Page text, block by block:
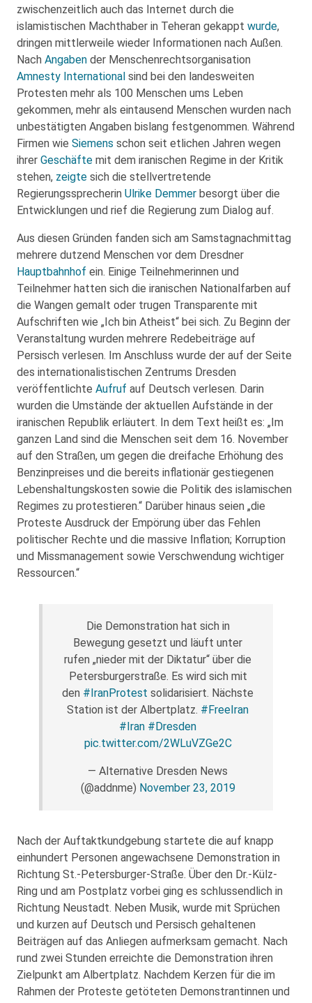
zwischenzeitlich auch das Internet durch die
islamistischen Machthaber in Teheran gekappt wurde,
dringen mittlerweile wieder Informationen nach Außen.
Nach Angaben der Menschenrechtsorganisation
Amnesty International sind bei den landesweiten
Protesten mehr als 100 Menschen ums Leben
gekommen, mehr als eintausend Menschen wurden nach
unbestätigten Angaben bislang festgenommen. Während
Firmen wie Siemens schon seit etlichen Jahren wegen
ihrer Geschäfte mit dem iranischen Regime in der Kritik
stehen, zeigte sich die stellvertretende
Regierungssprecherin Ulrike Demmer besorgt über die
Entwicklungen und rief die Regierung zum Dialog auf.
Aus diesen Gründen fanden sich am Samstagnachmittag
mehrere dutzend Menschen vor dem Dresdner
Hauptbahnhof ein. Einige Teilnehmerinnen und
Teilnehmer hatten sich die iranischen Nationalfarben auf
die Wangen gemalt oder trugen Transparente mit
Aufschriften wie „Ich bin Atheist“ bei sich. Zu Beginn der
Veranstaltung wurden mehrere Redebeiträge auf
Persisch verlesen. Im Anschluss wurde der auf der Seite
des internationalistischen Zentrums Dresden
veröffentlichte Aufruf auf Deutsch verlesen. Darin
wurden die Umstände der aktuellen Aufstände in der
iranischen Republik erläutert. In dem Text heißt es: „Im
ganzen Land sind die Menschen seit dem 16. November
auf den Straßen, um gegen die dreifache Erhöhung des
Benzinpreises und die bereits inflationär gestiegenen
Lebenshaltungskosten sowie die Politik des islamischen
Regimes zu protestieren.“ Darüber hinaus seien „die
Proteste Ausdruck der Empörung über das Fehlen
politischer Rechte und die massive Inflation; Korruption
und Missmanagement sowie Verschwendung wichtiger
Ressourcen.“
Die Demonstration hat sich in
Bewegung gesetzt und läuft unter
rufen „nieder mit der Diktatur“ über die
Petersburgerstraße. Es wird sich mit
den #IranProtest solidarisiert. Nächste
Station ist der Albertplatz. #FreeIran
#Iran #Dresden
pic.twitter.com/2WLuVZGe2C
— Alternative Dresden News
(@addnme) November 23, 2019
Nach der Auftaktkundgebung startete die auf knapp
einhundert Personen angewachsene Demonstration in
Richtung St.-Petersburger-Straße. Über den Dr.-Külz-
Ring und am Postplatz vorbei ging es schlussendlich in
Richtung Neustadt. Neben Musik, wurde mit Sprüchen
und kurzen auf Deutsch und Persisch gehaltenen
Beiträgen auf das Anliegen aufmerksam gemacht. Nach
rund zwei Stunden erreichte die Demonstration ihren
Zielpunkt am Albertplatz. Nachdem Kerzen für die im
Rahmen der Proteste getöteten Demonstrantinnen und